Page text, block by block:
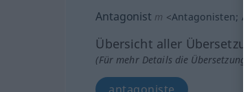
Antagonist m <Antagonisten;
Übersicht aller
(Für mehr Details die Übersetzung